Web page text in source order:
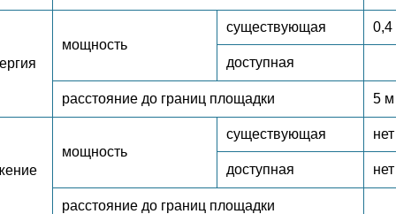
мощность
существующая 0,4
доступная
расстояние до границ площадки 5 м
мощность
существующая нет
доступная нет
расстояние до границ площадки